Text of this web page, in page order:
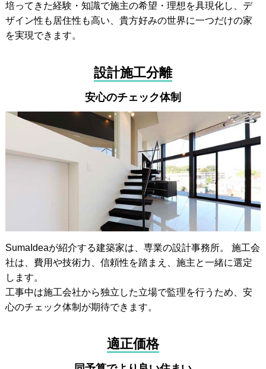
培ってきた経験・知識で施主の希望・理想を具現化し、デ
ザイン性も居住性も高い、貴方好みの世界に一つだけの家
を実現できます。
設計施工分離
安心のチェック体制
SumaIdeaが紹介する建築家は、専業の設計事務所。 施工会
社は、費用や技術力、信頼性を踏まえ、施主と一緒に選定
します。
工事中は施工会社から独立した立場で監理を行うため、安
心のチェック体制が期待できます。
適正価格